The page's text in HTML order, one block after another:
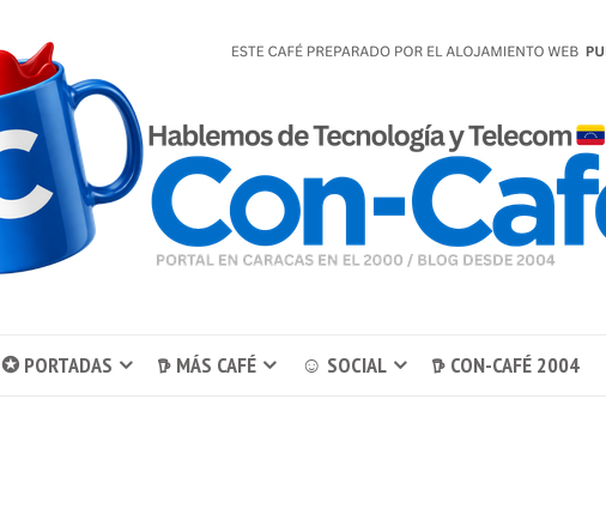
✪ PORTADAS 𖠚 MÁS CAFÉ ☺ SOCIAL 𖠚 CON-CAFÉ 2004